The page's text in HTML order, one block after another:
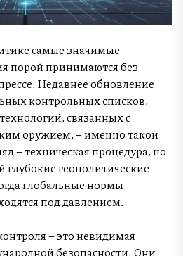
самые значимые
порой принимаются без
Недавнее обновление
контрольных списков,
связанных с
оружием, – именно такой
– техническая процедура, но
геополитические
глобальные нормы
под давлением.
– это невидимая
безопасности. Они